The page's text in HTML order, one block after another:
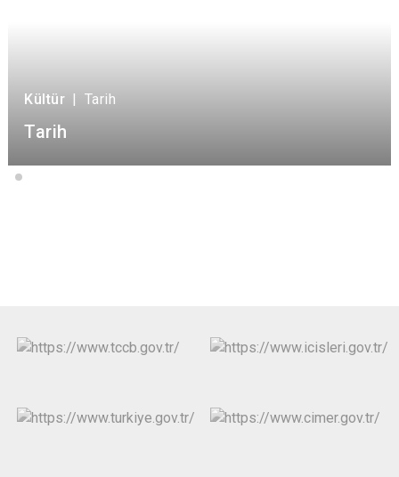
Kültür | Tarih
Tarih